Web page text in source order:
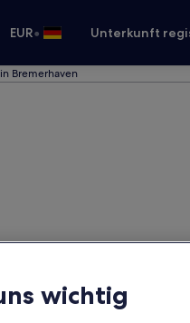
EUR• Unterkunft
Bremerhaven
wichtig